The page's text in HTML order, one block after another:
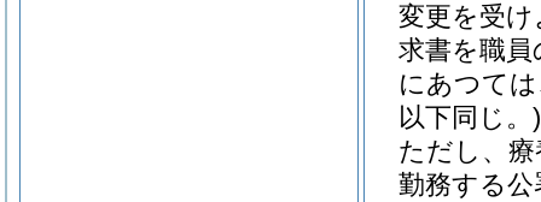
変更を受
求書を職
にあつて
以下同じ。)
ただし、
勤務する